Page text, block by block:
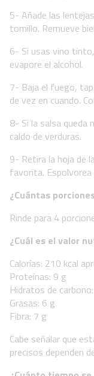
5- Añade las
tomillo. Remueve
6- Si usas vino
evapore el alcohol.
7- Baja el fuego,
de vez en cuando.
8- Si la salsa queda
caldo de verduras.
9- Retira la hoja de
favorita. Espolvorea
¿Cuántas
Rinde para 4
¿Cuál es el valor
Calorías: 210 kcal
Proteínas: 9 g
Hidratos de
Grasas: 6 g
Fibra: 7 g
Cabe señalar que
precisos dependen